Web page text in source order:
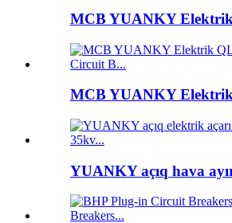
MCB YUANKY
MCB YUANKY
YUANKY açıq hava